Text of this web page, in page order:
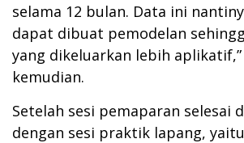
selama 12 bulan. Data ini
dapat dibuat pemodelan
yang dikeluarkan lebih aplikatif,”
kemudian.
Setelah sesi pemaparan selesai
dengan sesi praktik lapang,